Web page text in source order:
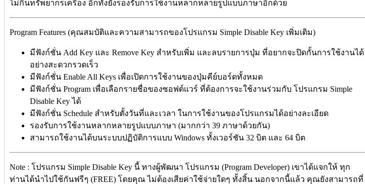
ไม่กินทรัพยากรเครื่อง อีกทั้งยังรองรับการใช้งานหลากหลายรูปแบบภาษาอีกด้วย
Program Features (คุณสมบัติและความสามารถของโปรแกรม Simple Disable Key เพิ่มเติม)
มีฟังก์ชั่น Add Key และ Remove Key สำหรับเพิ่ม และลบรายการปุ่ม ที่อยากจะปิดกั้นการใช้งานได้
อย่างสะดวกรวดเร็ว
มีฟังก์ชั่น Enable All Keys เพื่อเปิดการใช้งานของปุ่มคีย์บอร์ดทั้งหมด
มีฟังก์ชั่น Program เพื่อเลือกรายชื่อของซอฟต์แวร์ ที่ต้องการจะใช้งานร่วมกับ โปรแกรม Simple
Disable Key ได้
มีฟังก์ชั่น Schedule สำหรับตั้งวันที่และเวลา ในการใช้งานของโปรแกรมได้อย่างละเอียด
รองรับการใช้งานหลากหลายรูปแบบภาษา (มากกว่า 39 ภาษาด้วยกัน)
สามารถใช้งานได้บนระบบปฏิบัติการแบบ Windows ทั้งเวอร์ชัน 32 บิต และ 64 บิต
Note : โปรแกรม Simple Disable Key นี้ ทางผู้พัฒนา โปรแกรม (Program Developer) เขาได้แจกให้ ทุก
ท่านได้นำไปใช้กันฟรีๆ (FREE) โดยคุณ ไม่ต้องเสียค่าใช้จ่ายใดๆ ทั้งสิ้น นอกจากนี้แล้ว คุณยังสามารถที่